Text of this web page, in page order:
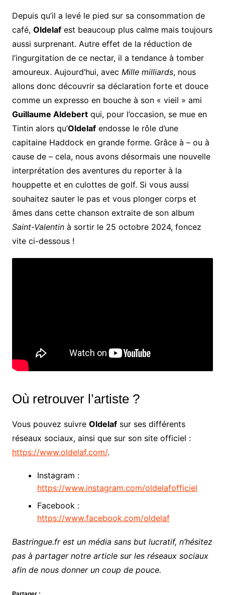
Depuis qu’il a levé le pied sur sa consommation de
café, Oldelafest beaucoup plus calme mais toujours
aussi surprenant. Autre effet de la réduction de
l’ingurgitation de ce nectar, il a tendance à tomber
amoureux. Aujourd’hui, avec Mille milliards, nous
allons donc découvrir sa déclaration forte et douce
comme un expresso en bouche à son « vieil » ami
Guillaume Aldebertqui, pour l’occasion, se mue en
Tintin alors qu’Oldelafendosse le rôle d’une
capitaine Haddock en grande forme. Grâce à – ou à
cause de – cela, nous avons désormais une nouvelle
interprétation des aventures du reporter à la
houppette et en culottes de golf. Si vous aussi
souhaitez sauter le pas et vous plonger corps et
âmes dans cette chanson extraite de son album
Saint-Valentinà sortir le 25 octobre 2024, foncez
vite ci-dessous !
Où retrouver l’artiste ?
Vous pouvez suivre Oldelafsur ses différents
réseaux sociaux, ainsi que sur son site officiel :
https://www.oldelaf.com/.
Instagram :
https://www.instagram.com/oldelafofficiel
Facebook :
https://www.facebook.com/oldelaf
Bastringue.fr est un média sans but lucratif, n’hésitez
pas à partager notre article sur les réseaux sociaux
afin de nous donner un coup de pouce.